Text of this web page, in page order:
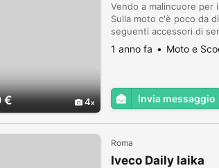
€ 4
Vendo a malincuore per
Sulla moto c'è poco da
seguenti accessori di
alla moto cedo anche le
1 anno fa Moto e
Invia messaggio
Roma
Iveco Daily laika